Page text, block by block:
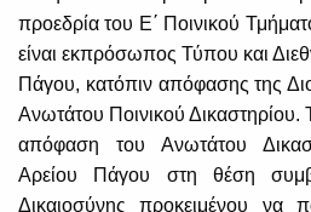
προεδρία του Ε΄ Ποινικού
είναι εκπρόσωπος Τύπου και
Πάγου, κατόπιν απόφασης της
Ανωτάτου Ποινικού
απόφαση του Ανωτάτου
Αρείου Πάγου στη θέση
Δικαιοσύνης προκειμένου να